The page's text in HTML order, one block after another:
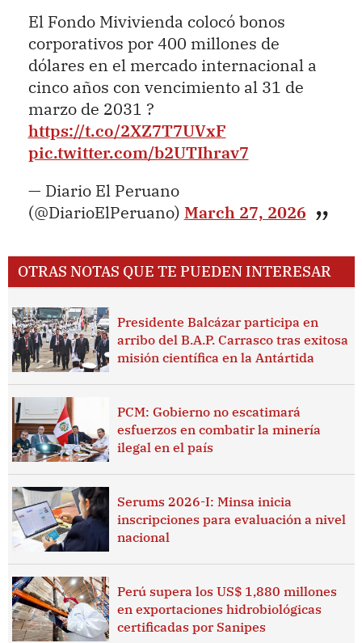
El Fondo Mivivienda colocó bonos
corporativos por 400 millones de
dólares en el mercado internacional a
cinco años con vencimiento al 31 de
marzo de 2031 ?
https://t.co/2XZ7T7UVxF
pic.twitter.com/b2UTIhrav7
— Diario El Peruano
(@DiarioElPeruano) March 27, 2026
OTRAS NOTAS QUE TE PUEDEN INTERESAR
Presidente Balcázar participa en
arribo del B.A.P. Carrasco tras exitosa
misión científica en la Antártida
PCM: Gobierno no escatimará
esfuerzos en combatir la minería
ilegal en el país
Serums 2026-I: Minsa inicia
inscripciones para evaluación a nivel
nacional
Perú supera los US$ 1,880 millones
en exportaciones hidrobiológicas
certificadas por Sanipes